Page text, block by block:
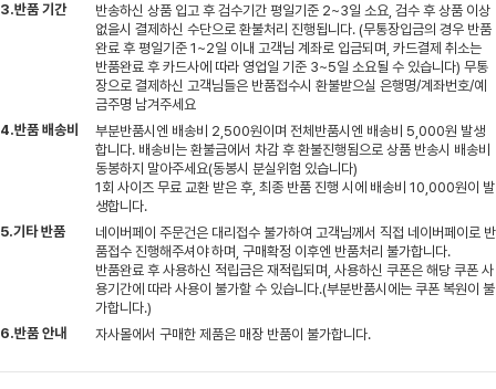
3.반품 기간
반송하신 상품 입고 후 검수기간 평일기준 2~3일 소요, 검수 후 상품 이상
없을시 결제하신 수단으로 환불처리 진행됩니다. (무통장입금의 경우 반품
완료 후 평일기준 1~2일 이내 고객님 계좌로 입금되며, 카드결제 취소는
반품완료 후 카드사에 따라 영업일 기준 3~5일 소요될 수 있습니다) 무통
장으로 결제하신 고객님들은 반품접수시 환불받으실 은행명/계좌번호/예
금주명 남겨주세요
4.반품 배송비
부분반품시엔 배송비 2,500원이며 전체반품시엔 배송비 5,000원 발생
합니다. 배송비는 환불금에서 차감 후 환불진행됨으로 상품 반송시 배송비
동봉하지 말아주세요(동봉시 분실위험 있습니다)
1회 사이즈 무료 교환 받은 후, 최종 반품 진행 시에 배송비 10,000원이 발
생합니다.
5.기타 반품
네이버페이 주문건은 대리접수 불가하여 고객님께서 직접 네이버페이로 반
품접수 진행해주셔야 하며, 구매확정 이후엔 반품처리 불가합니다.
반품완료 후 사용하신 적립금은 재적립되며, 사용하신 쿠폰은 해당 쿠폰 사
용기간에 따라 사용이 불가할 수 있습니다.(부분반품시에는 쿠폰 복원이 불
가합니다.)
6.반품 안내
자사몰에서 구매한 제품은 매장 반품이 불가합니다.